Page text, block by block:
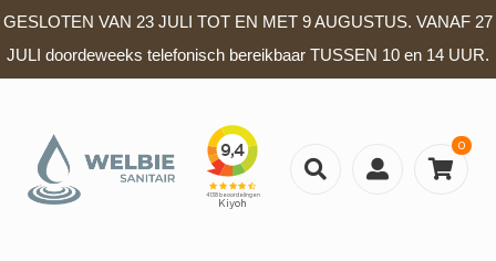
GESLOTEN VAN 23 JULI TOT EN MET 9 AUGUSTUS. VANAF 27
JULI doordeweeks telefonisch bereikbaar TUSSEN 10 en 14 UUR.
0